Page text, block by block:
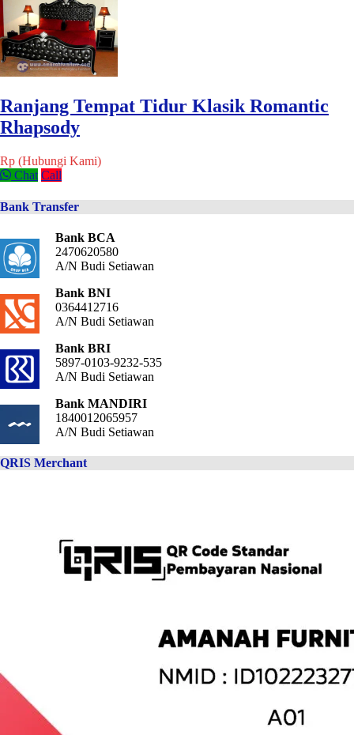
Ranjang Tempat Tidur Klasik Romantic
Rhapsody
Rp (Hubungi Kami)
Chat Call
Bank Transfer
Bank BCA
2470620580
A/N Budi Setiawan
Bank BNI
0364412716
A/N Budi Setiawan
Bank BRI
5897-0103-9232-535
A/N Budi Setiawan
Bank MANDIRI
1840012065957
A/N Budi Setiawan
QRIS Merchant